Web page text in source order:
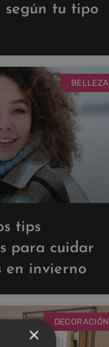
según tu tipo
BELLEZA
tips
para cuidar
en invierno
DECORACIÓN
×